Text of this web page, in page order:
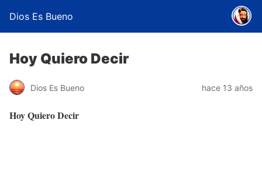
Dios Es Bueno
Hoy Quiero Decir
Dios Es Bueno hace 13 años
Hoy Quiero Decir